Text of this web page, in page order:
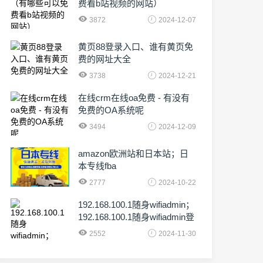
费看b站视频的网站）
3872 2024-12-07
黄页88登录入口、谁有黄页免
费的网址大全
3738 2024-12-21
在线crm在线oa免费 - 有没有
免费的OA系统呢
3494 2024-12-09
amazon欧洲站和日本站；日
本专线fba
2777 2024-10-22
192.168.100.1随身wifiadmin；
192.168.100.1随身wifiadmin登
录器2552 2024-11-30